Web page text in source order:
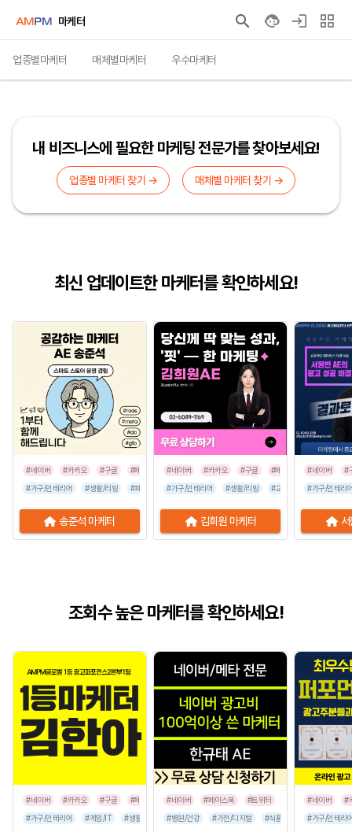
마케터
업종별마케터 매체별마케터 우수마케터
내 비즈니스에 필요한 마케팅 전문가를 찾아보세요!
업종별 마케터 찾기 → 매체별 마케터 찾기 →
최신 업데이트한 마케터를 확인하세요!
#네이버 #카카오 #구글 #페이스북
#인스타그램
#가구/인테리어
#생활/리빙 #패션/잡화 #유통/쇼핑몰 #프랜차이즈
송준석 마케터
#네이버 #카카오 #구글 #페이스북
#인스타그램
#가구/인테리어
#생활/리빙 #교육/취업 #금융/보험
김희원 마케터
#네이버
#
#가구/인테리
조회수 높은 마케터를 확인하세요!
#네이버 #카카오 #구글 #페이스북 #인스타그램
#틱톡
#가구/인테리어
#게임/IT #생활/리빙 #공공기관 #교육/취업 #금융/보험 #이벤트/행사
#네이버 #페이스북
#트위터
#병원/건강
#가전/디지털 #식품/음료 #프랜차이즈
#네이버
#
#가구/인테리